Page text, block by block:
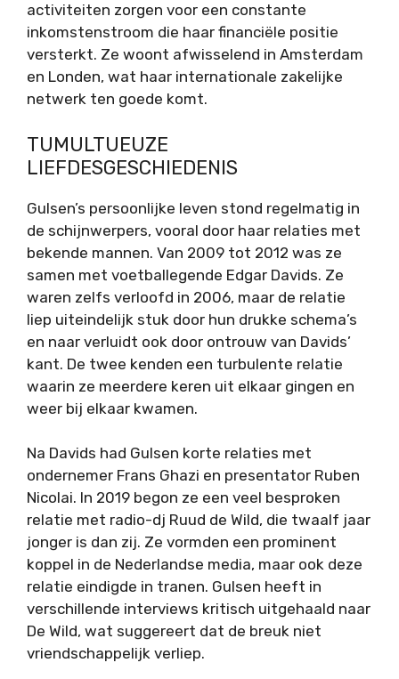
activiteiten zorgen voor een constante
inkomstenstroom die haar financiële positie
versterkt. Ze woont afwisselend in Amsterdam
en Londen, wat haar internationale zakelijke
netwerk ten goede komt.
TUMULTUEUZE
LIEFDESGESCHIEDENIS
Gulsen’s persoonlijke leven stond regelmatig in
de schijnwerpers, vooral door haar relaties met
bekende mannen. Van 2009 tot 2012 was ze
samen met voetballegende Edgar Davids. Ze
waren zelfs verloofd in 2006, maar de relatie
liep uiteindelijk stuk door hun drukke schema’s
en naar verluidt ook door ontrouw van Davids’
kant. De twee kenden een turbulente relatie
waarin ze meerdere keren uit elkaar gingen en
weer bij elkaar kwamen.
Na Davids had Gulsen korte relaties met
ondernemer Frans Ghazi en presentator Ruben
Nicolai. In 2019 begon ze een veel besproken
relatie met radio-dj Ruud de Wild, die twaalf jaar
jonger is dan zij. Ze vormden een prominent
koppel in de Nederlandse media, maar ook deze
relatie eindigde in tranen. Gulsen heeft in
verschillende interviews kritisch uitgehaald naar
De Wild, wat suggereert dat de breuk niet
vriendschappelijk verliep.